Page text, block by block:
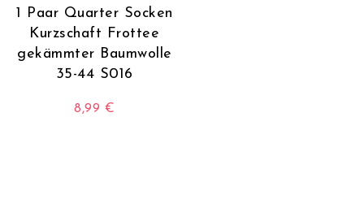
1 Paar Quarter Socken
Kurzschaft Frottee
gekämmter Baumwolle
35-44 S016
8,99 €